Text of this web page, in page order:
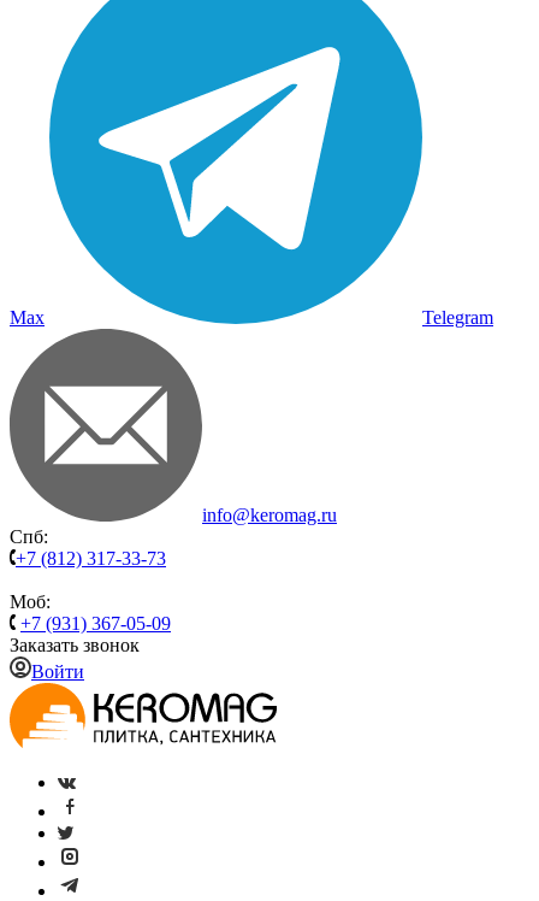
Max Telegram
info@keromag.ru
Спб:
+7 (812) 317-33-73
Моб:
+7 (931) 367-05-09
Заказать звонок
Войти